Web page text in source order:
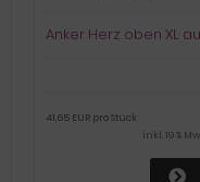
Anker Herz oben XL
41,65 EUR pro Stück
inkl. 19 %